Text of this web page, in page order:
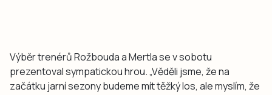
Výběr trenérů Rožbouda a Mertla se v sobotu
prezentoval sympatickou hrou. „Věděli jsme, že na
začátku jarní sezony budeme mít těžký los, ale myslím, že